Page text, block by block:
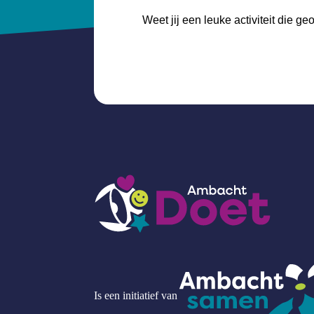
Weet jij een leuke activiteit die
Is een initiatief van